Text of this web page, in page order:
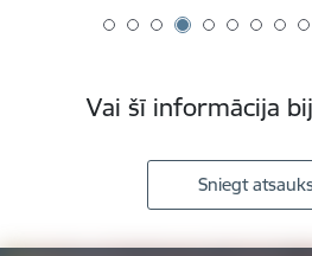
Vai šī informācija
Sniegt